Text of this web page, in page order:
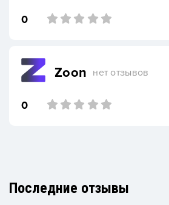
0
Zoon нет отзывов
0
Последние отзывы